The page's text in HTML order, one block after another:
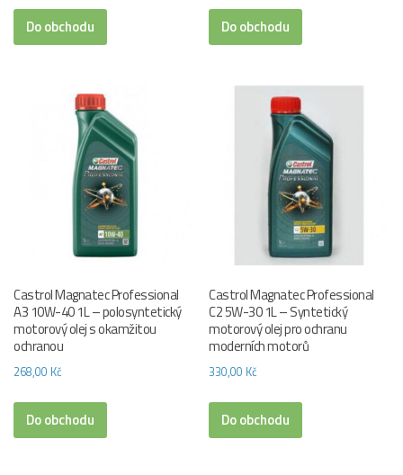
Do obchodu Do obchodu
Castrol Magnatec Professional
A3 10W-40 1L – polosyntetický
motorový olej s okamžitou
ochranou
268,00 Kč
Do obchodu
Castrol Magnatec Professional
C2 5W-30 1L – Syntetický
motorový olej pro ochranu
moderních motorů
330,00 Kč
Do obchodu